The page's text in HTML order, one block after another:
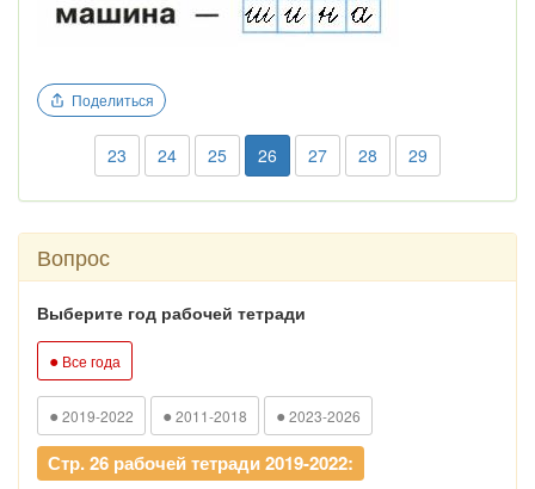
Поделиться
23 24 25 26 27 28 29
Вопрос
Выберите год рабочей тетради
● Все года
● 2019-2022 ● 2011-2018 ● 2023-2026
Стр. 26 рабочей тетради 2019-2022: